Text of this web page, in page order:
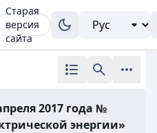
Старая
версия
сайта
2017 года №
энергии»